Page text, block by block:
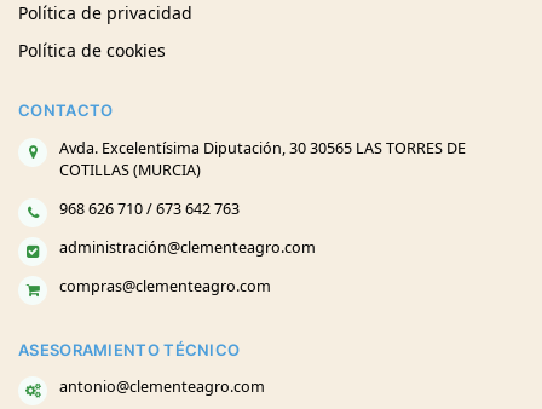
Política de privacidad
Política de cookies
CONTACTO
Avda. Excelentísima Diputación, 30 30565 LAS TORRES DE
COTILLAS (MURCIA)
968 626 710 / 673 642 763
administración@clementeagro.com
compras@clementeagro.com
ASESORAMIENTO TÉCNICO
antonio@clementeagro.com